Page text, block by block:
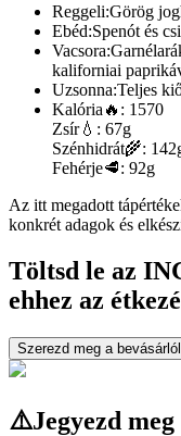
Reggeli:Görög
Ebéd:Spenót és
Vacsora:
kaliforniai
Uzsonna:Teljes
Kalória 🔥: 1570
Zsír💧: 67g
Szénhidrát🌾:
Fehérje🥩: 92g
Az itt megadott
konkrét adagok és
Töltsd le az
ehhez az
Szerezd meg a
⚠️Jegyezd meg